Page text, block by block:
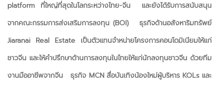
platform ที่ใหญ่ที่สุดในโลกระหว่างไทย-จีน และยังได้รับการสนับสนุน
จากคณะกรรมการส่งเสริมการลงทุน (BOI) ธุรกิจด้านอสังหาริมทรัพย์
Jiaranai Real Estate เป็นตัวแทนจำหน่ายโครงการคอนโดมิเนียมให้แก่
ชาวจีน และให้คำปรึกษาด้านการลงทุนในไทยให้แก่นักลงทุนชาวจีน ด้วยทีม
งานมืออาชีพจากจีน ธุรกิจ MCN สื่อบันเทิงน้องใหม่ผู้บริหาร KOLs และ